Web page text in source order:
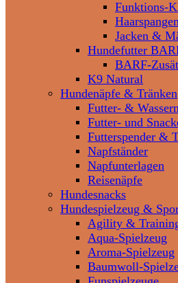
Funktions-
Jacken &
Hundefutter
BARF-
K9 Natural
Hundenäpfe & Tränken
Futter- &
Futter- und
Futterspender &
Napfständer
Napfunterlagen
Reisenäpfe
Hundesnacks
Hundespielzeug &
Agility &
Aqua-Spielzeug
Aroma-Spielzeug
Baumwoll-